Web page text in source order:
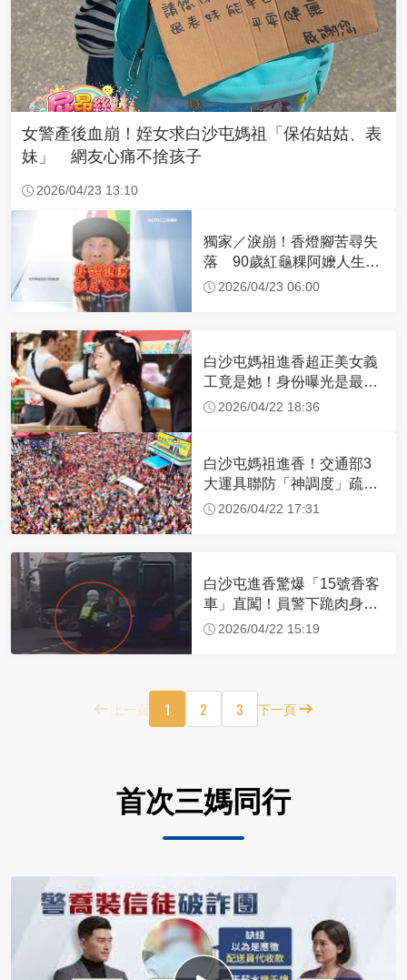
女警產後血崩！姪女求白沙屯媽祖「保佑姑姑、表
妹」 網友心痛不捨孩子
2026/04/23 13:10
獨家／淚崩！香燈腳苦尋失
落 90歲紅龜粿阿嬤人生謝
幕2026/04/23 06:00
白沙屯媽祖進香超正美女義
工竟是她！身份曝光是最美
禮生 一輩子不結婚
2026/04/22 18:36
白沙屯媽祖進香！交通部3
大運具聯防「神調度」疏運
32.1萬創新高
2026/04/22 17:31
白沙屯進香驚爆「15號香客
車」直闖！員警下跪肉身擋
車：讓行人先過
2026/04/22 15:19
上一頁 1 2 3 下一頁
首次三媽同行